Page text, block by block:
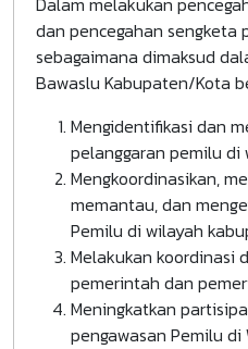
dan pencegahan sengketa
sebagaimana dimaksud
Bawaslu Kabupaten/Kota
Mengidentifikasi dan
pelanggaran pemilu
Mengkoordinasikan,
memantau, dan
Pemilu di wilayah
Melakukan koordinasi
pemerintah dan
Meningkatkan
pengawasan Pemilu